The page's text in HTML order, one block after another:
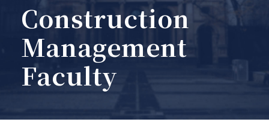
Construction
Management
Faculty